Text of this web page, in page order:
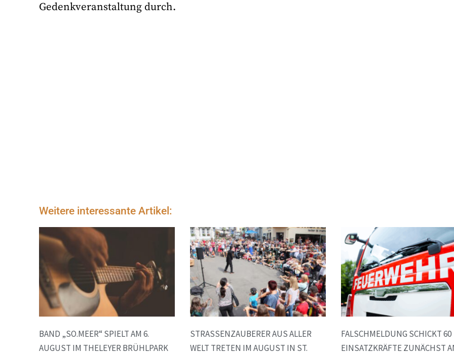
Gedenkveranstaltung durch.
Weitere interessante Artikel:
BAND „SO.MEER“ SPIELT AM 6.
AUGUST IM THELEYER BRÜHLPARK
STRASSENZAUBERER AUS ALLER W
ELT TRETEN IM AUGUST IN ST. W
FALSCHMELDUNG SCHICKT 60
EINSATZKRÄFTE ZUNÄCHST